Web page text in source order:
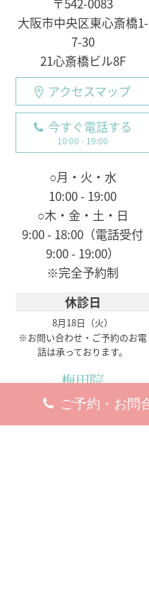
大阪市中央区東心斎橋1-
7-30
21心斎橋ビル8F
アクセスマップ
今すぐ電話する
10:00 - 19:00
○月・火・水
10:00 - 19:00
○木・金・土・日
9:00 - 18:00（電話受付
9:00 - 19:00）
※完全予約制
休診日
8月18日（火）
※お問い合わせ・ご予約のお電
話は承っております。
梅田院
〒530-0002